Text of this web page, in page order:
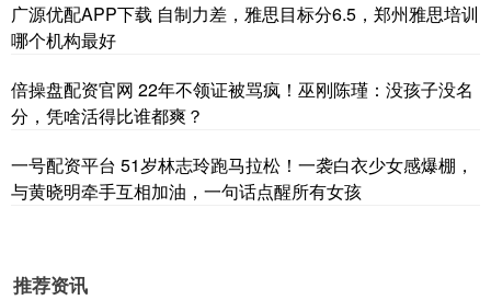
广源优配APP下载 自制力差，雅思目标分6.5，郑州雅思培训
哪个机构最好
倍操盘配资官网 22年不领证被骂疯！巫刚陈瑾：没孩子没名
分，凭啥活得比谁都爽？
一号配资平台 51岁林志玲跑马拉松！一袭白衣少女感爆棚，
与黄晓明牵手互相加油，一句话点醒所有女孩
推荐资讯